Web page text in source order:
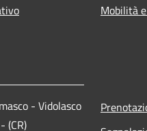
Mobilità
- Vidolasco
(CR)